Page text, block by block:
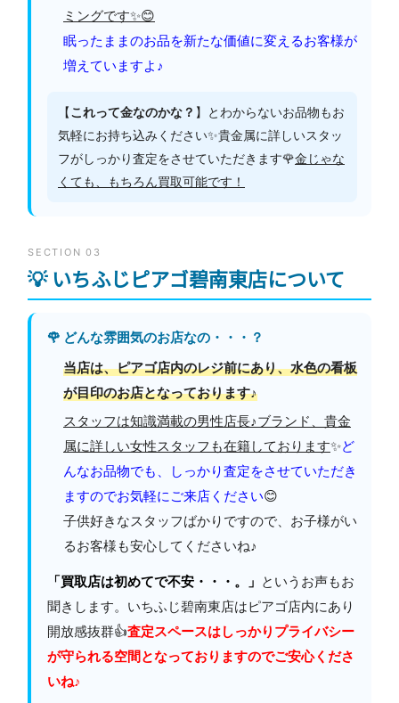
ミングです✨😊
眠ったままのお品を新たな価値に変えるお客様が
増えていますよ♪
【これって金なのかな？ 】とわからないお品物もお
気軽にお持ち込みください✨貴金属に詳しいスタッ
フがしっかり査定をさせていただきます🌹金じゃな
くても、もちろん買取可能です！
SECTION 03
💡 いちふじピアゴ碧南東店について
🌹 どんな雰囲気のお店なの・・・？
当店は、ピアゴ店内のレジ前にあり、水色の看板
が目印のお店となっております♪
スタッフは知識満載の男性店長♪ブランド、貴金
属に詳しい女性スタッフも在籍しております✨ど
んなお品物でも、しっかり査定をさせていただき
ますのでお気軽にご来店ください😊
子供好きなスタッフばかりですので、お子様がい
るお客様も安心してくださいね♪
「買取店は初めてで不安・・・。」 というお声もお
聞きします。いちふじ碧南東店はピアゴ店内にあり
開放感抜群👍査定スペースはしっかりプライバシー
が守られる空間となっておりますのでご安心くださ
いね♪